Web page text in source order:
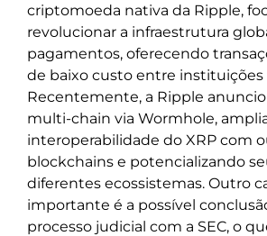
criptomoeda nativa da Ripple,
revolucionar a infraestrutura
pagamentos, oferecendo
de baixo custo entre instituições
Recentemente, a Ripple
multi-chain via Wormhole,
interoperabilidade do XRP com
blockchains e potencializando
diferentes ecossistemas. Outro
importante é a possível
processo judicial com a SEC, o